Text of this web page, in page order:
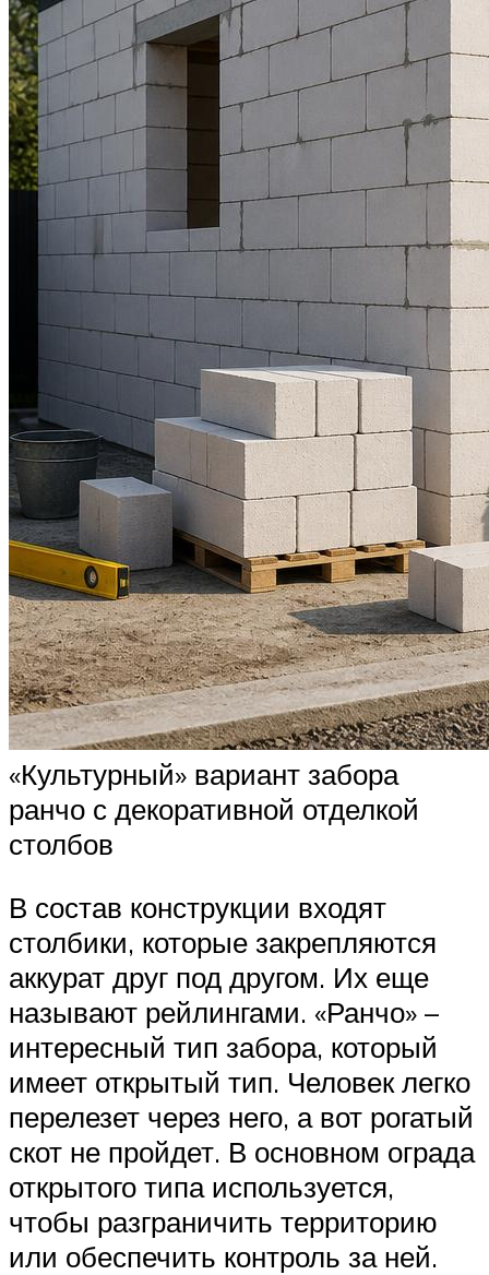
«Культурный» вариант забора
ранчо с декоративной отделкой
столбов
В состав конструкции входят
столбики, которые закрепляются
аккурат друг под другом. Их еще
называют рейлингами. «Ранчо» –
интересный тип забора, который
имеет открытый тип. Человек легко
перелезет через него, а вот рогатый
скот не пройдет. В основном ограда
открытого типа используется,
чтобы разграничить территорию
или обеспечить контроль за ней.